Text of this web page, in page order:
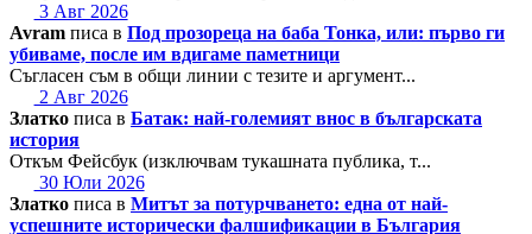
3 Авг 2026
Avram писа в Под прозореца на баба Тонка, или: първо ги
убиваме, после им вдигаме паметници
Съгласен съм в общи линии с тезите и аргумент...
2 Авг 2026
Златко писа в Батак: най-големият внос в българската
история
Откъм Фейсбук (изключвам тукашната публика, т...
30 Юли 2026
Златко писа в Митът за потурчването: една от най-
успешните исторически фалшификации в България